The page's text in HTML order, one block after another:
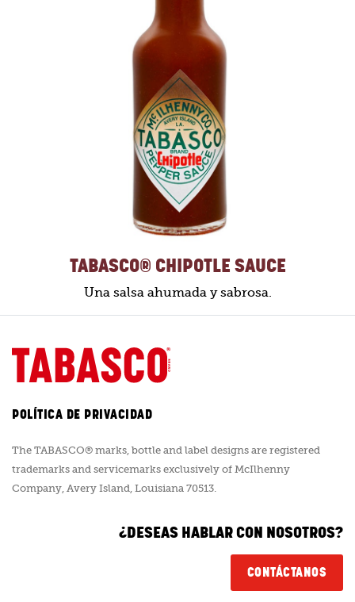
TABASCO® CHIPOTLE SAUCE
Una salsa ahumada y sabrosa.
POLÍTICA DE PRIVACIDAD
The TABASCO® marks, bottle and label designs are registered
trademarks and servicemarks exclusively of McIlhenny
Company, Avery Island, Louisiana 70513.
¿DESEAS HABLAR CON NOSOTROS?
CONTÁCTANOS